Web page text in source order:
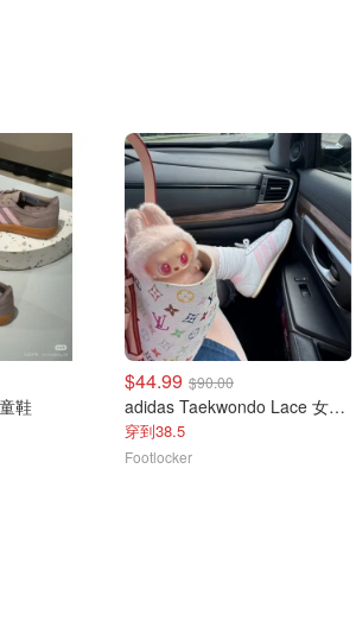
鞋
$44.99 $90.00
adidas Taekwondo Lace 女童网面休闲鞋
穿到38.5
Footlocker